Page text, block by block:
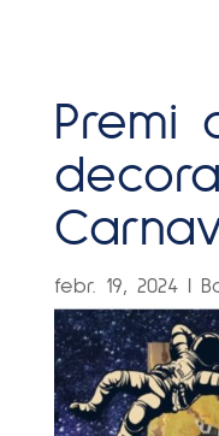
Premi
febr. 19, 2024|